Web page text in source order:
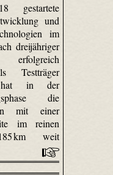
gestartete
und
im
dreijähriger
Testträger
hat in der
die
mit einer
im reinen
km weit